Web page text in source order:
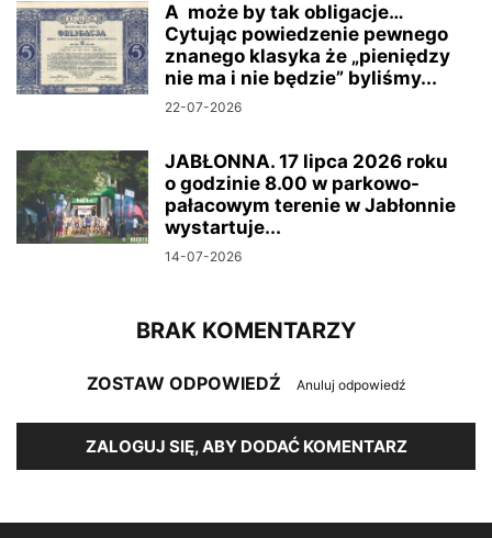
A może by tak obligacje…
Cytując powiedzenie pewnego
znanego klasyka że „pieniędzy
nie ma i nie będzie” byliśmy...
22-07-2026
JABŁONNA. 17 lipca 2026 roku
o godzinie 8.00 w parkowo-
pałacowym terenie w Jabłonnie
wystartuje...
14-07-2026
BRAK KOMENTARZY
ZOSTAW ODPOWIEDŹ Anuluj odpowiedź
ZALOGUJ SIĘ, ABY DODAĆ KOMENTARZ